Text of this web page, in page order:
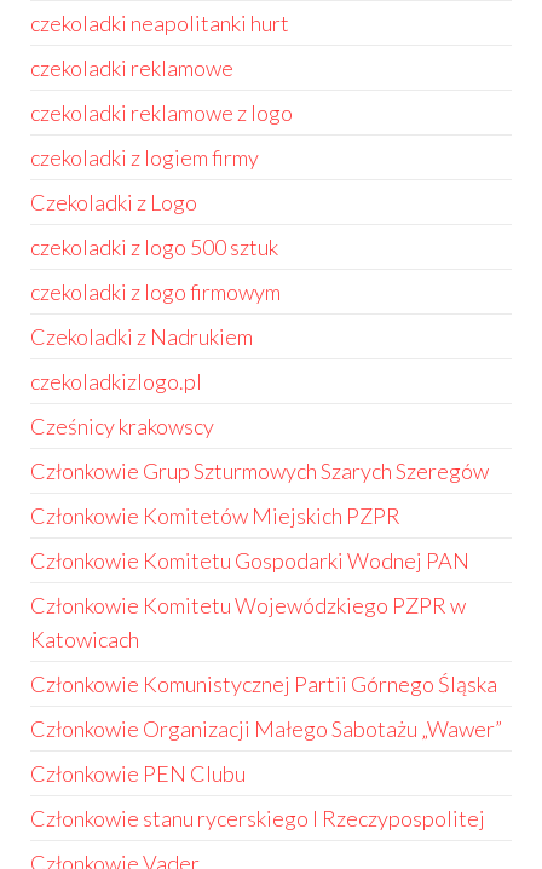
czekoladki neapolitanki hurt
czekoladki reklamowe
czekoladki reklamowe z logo
czekoladki z logiem firmy
Czekoladki z Logo
czekoladki z logo 500 sztuk
czekoladki z logo firmowym
Czekoladki z Nadrukiem
czekoladkizlogo.pl
Cześnicy krakowscy
Członkowie Grup Szturmowych Szarych Szeregów
Członkowie Komitetów Miejskich PZPR
Członkowie Komitetu Gospodarki Wodnej PAN
Członkowie Komitetu Wojewódzkiego PZPR w
Katowicach
Członkowie Komunistycznej Partii Górnego Śląska
Członkowie Organizacji Małego Sabotażu „Wawer”
Członkowie PEN Clubu
Członkowie stanu rycerskiego I Rzeczypospolitej
Członkowie Vader